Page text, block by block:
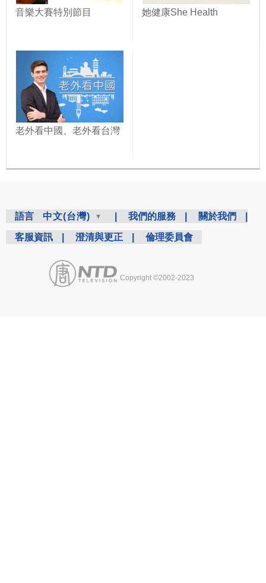
音樂大賽特別節目 她健康She Health
老外看中國、老外看台灣
語言 中文(台灣) 我們的服務 關於我們
客服資訊 澄清與更正 倫理委員會
Copyright ©2002-2023